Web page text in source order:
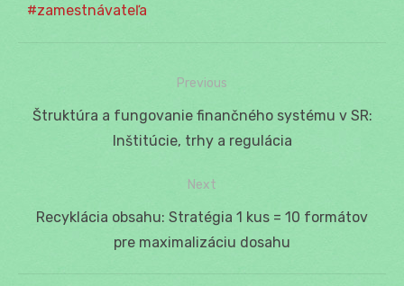
zamestnávateľa
Navigácia
Previous
Previous
Štruktúra a fungovanie finančného systému v SR:
Inštitúcie, trhy a regulácia
Next
Next
Recyklácia obsahu: Stratégia 1 kus = 10 formátov
pre maximalizáciu dosahu